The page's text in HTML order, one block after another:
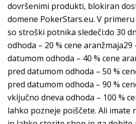
dovršenimi produkti, blokiran
domene PokerStars.eu. V
so stroški potnika sledeči:do 30
odhoda – 20 % cene aranžmaja29
datumom odhoda – 40 % cene
pred datumom odhoda – 50 %
pred datumom odhoda – 90 %
vključno dneva odhoda – 100 %
lahko pozneje poiščete. Ali imate